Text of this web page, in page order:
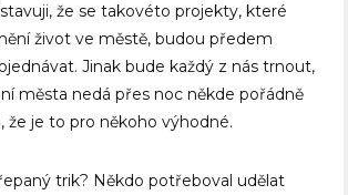
že se takovéto projekty, které
život ve městě, budou předem
Jinak bude každý z nás trnout,
města nedá přes noc někde pořádně
že je to pro někoho výhodné.
trik? Někdo potřeboval udělat